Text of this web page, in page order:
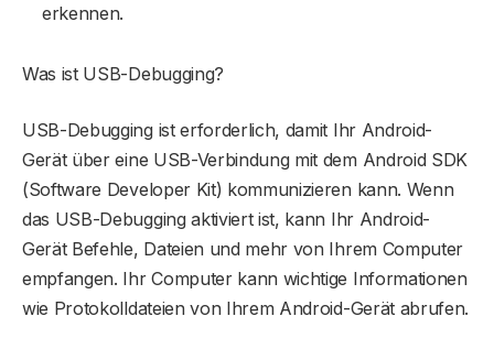
erkennen.
Was ist USB-Debugging?
USB-Debugging ist erforderlich, damit Ihr Android-
Gerät über eine USB-Verbindung mit dem Android SDK
(Software Developer Kit) kommunizieren kann. Wenn
das USB-Debugging aktiviert ist, kann Ihr Android-
Gerät Befehle, Dateien und mehr von Ihrem Computer
empfangen. Ihr Computer kann wichtige Informationen
wie Protokolldateien von Ihrem Android-Gerät abrufen.